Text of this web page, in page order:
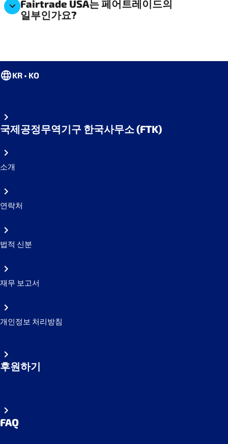
Fairtrade USA는 페어트레이드의
일부인가요?
KR • KO
국제공정무역기구 한국사무소 (FTK)
소개
연락처
법적 신분
재무 보고서
개인정보 처리방침
후원하기
FAQ